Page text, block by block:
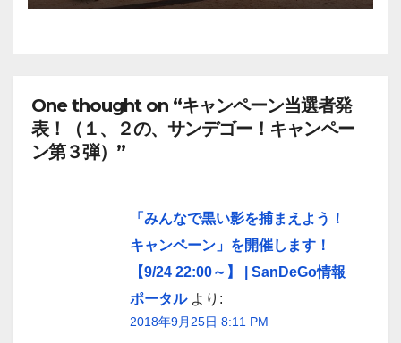
One thought on “キャンペーン当選者発
表！（１、２の、サンデゴー！キャンペー
ン第３弾）”
「みんなで黒い影を捕まえよう！
キャンペーン」を開催します！
【9/24 22:00～】 | SanDeGo情報
ポータル より:
2018年9月25日 8:11 PM